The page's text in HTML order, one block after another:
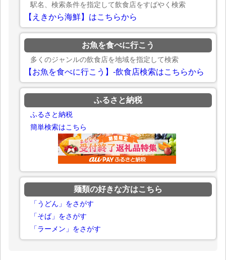
駅名、検索条件を指定して飲食店をすばやく検索
【えきから海鮮】はこちらから
お魚を食べに行こう
多くのジャンルの飲食店を地域を指定して検索
【お魚を食べに行こう】-飲食店検索はこちらから
ふるさと納税
ふるさと納税
簡単検索はこちら
麺類の好きな方はこちら
「うどん」をさがす
「そば」をさがす
「ラーメン」をさがす